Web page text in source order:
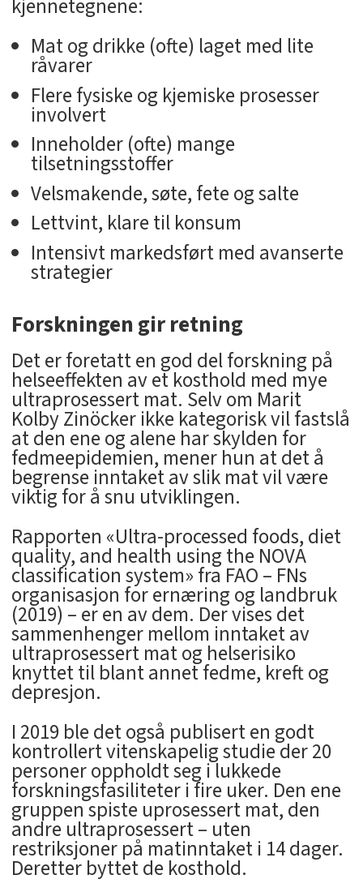
kjennetegnene:
Mat og drikke (ofte) laget med lite
råvarer
Flere fysiske og kjemiske prosesser
involvert
Inneholder (ofte) mange
tilsetningsstoffer
Velsmakende, søte, fete og salte
Lettvint, klare til konsum
Intensivt markedsført med avanserte
strategier
Forskningen gir retning
Det er foretatt en god del forskning på
helseeffekten av et kosthold med mye
ultraprosessert mat. Selv om Marit
Kolby Zinöcker ikke kategorisk vil fastslå
at den ene og alene har skylden for
fedmeepidemien, mener hun at det å
begrense inntaket av slik mat vil være
viktig for å snu utviklingen.
Rapporten «Ultra-processed foods, diet
quality, and health using the NOVA
classification system» fra FAO – FNs
organisasjon for ernæring og landbruk
(2019) – er en av dem. Der vises det
sammenhenger mellom inntaket av
ultraprosessert mat og helserisiko
knyttet til blant annet fedme, kreft og
depresjon.
I 2019 ble det også publisert en godt
kontrollert vitenskapelig studie der 20
personer oppholdt seg i lukkede
forskningsfasiliteter i fire uker. Den ene
gruppen spiste uprosessert mat, den
andre ultraprosessert – uten
restriksjoner på matinntaket i 14 dager.
Deretter byttet de kosthold.